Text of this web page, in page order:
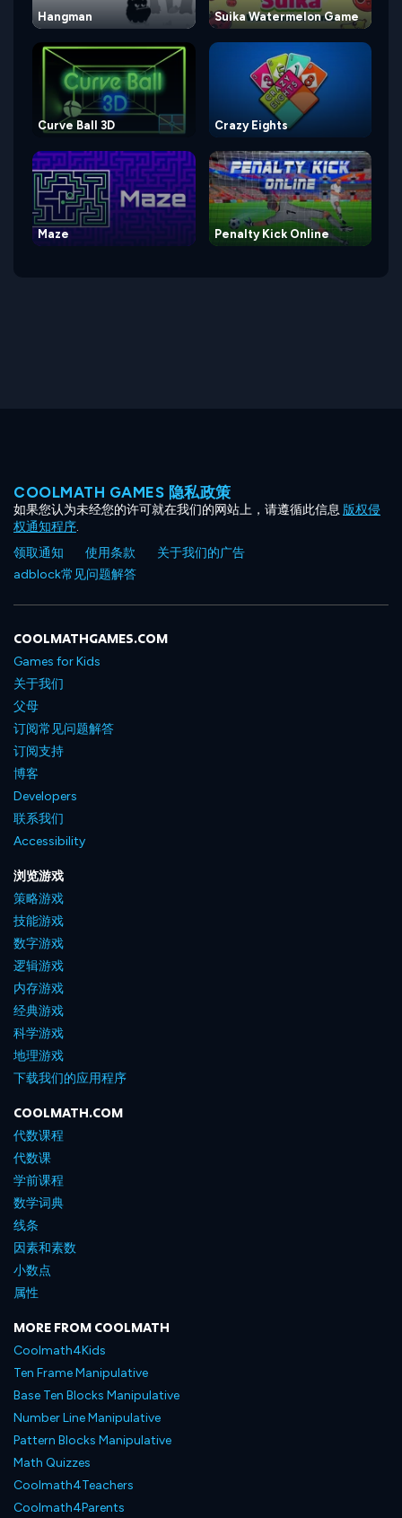
Hangman Suika Watermelon Game
Curve Ball 3D Crazy Eights
Maze Penalty Kick Online
COOLMATH GAMES 隐私政策
如果您认为未经您的许可就在我们的网站上，请遵循此信息版权侵
权通知程序.
领取通知
使用条款
关于我们的广告
adblock常见问题解答
COOLMATHGAMES.COM
Games for Kids
关于我们
父母
订阅常见问题解答
订阅支持
博客
Developers
联系我们
Accessibility
浏览游戏
策略游戏
技能游戏
数字游戏
逻辑游戏
内存游戏
经典游戏
科学游戏
地理游戏
下载我们的应用程序
COOLMATH.COM
代数课程
代数课
学前课程
数学词典
线条
因素和素数
小数点
属性
MORE FROM COOLMATH
Coolmath4Kids
Ten Frame Manipulative
Base Ten Blocks Manipulative
Number Line Manipulative
Pattern Blocks Manipulative
Math Quizzes
Coolmath4Teachers
Coolmath4Parents